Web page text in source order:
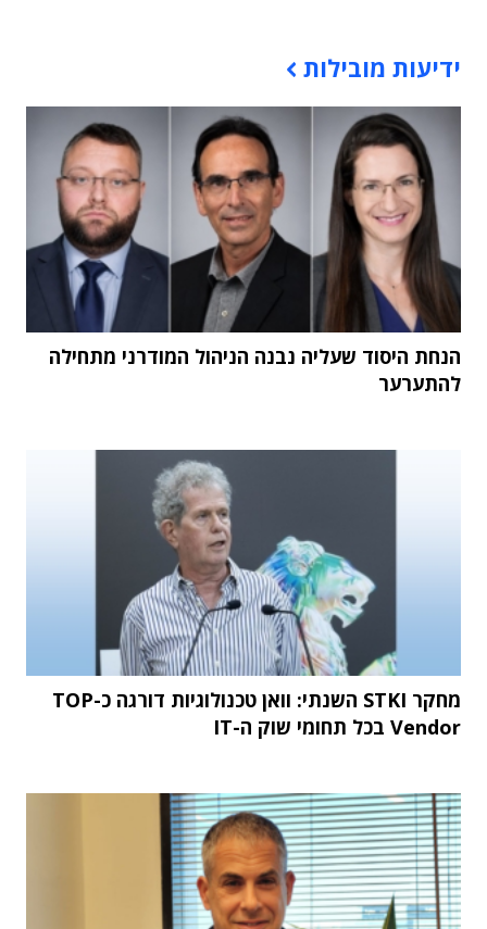
ידיעות מובילות
הנחת היסוד שעליה נבנה הניהול המודרני מתחילה
להתערער
מחקר STKI השנתי: וואן טכנולוגיות דורגה כ-TOP
Vendor בכל תחומי שוק ה-IT